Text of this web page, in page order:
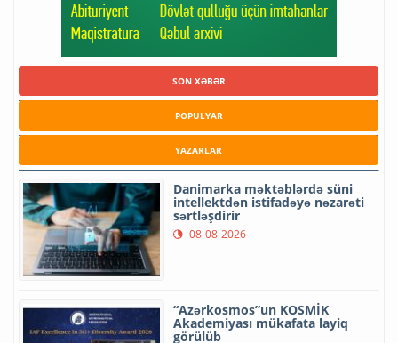
SON XƏBƏR
POPULYAR
YAZARLAR
Danimarka məktəblərdə süni
intellektdən istifadəyə nəzarəti
sərtləşdirir
08-08-2026
“Azərkosmos”un KOSMİK
Akademiyası mükafata layiq
görülüb